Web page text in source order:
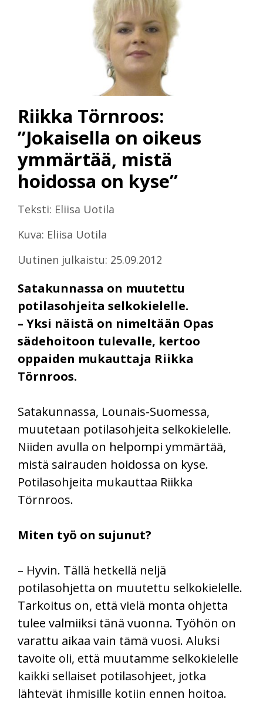
Riikka Törnroos:
”Jokaisella on oikeus
ymmärtää, mistä
hoidossa on kyse”
Teksti: Eliisa Uotila
Kuva: Eliisa Uotila
Uutinen julkaistu: 25.09.2012
Satakunnassa on muutettu
potilasohjeita selkokielelle.
– Yksi näistä on nimeltään Opas
sädehoitoon tulevalle, kertoo
oppaiden mukauttaja Riikka
Törnroos.
Satakunnassa, Lounais-Suomessa,
muutetaan potilasohjeita selkokielelle.
Niiden avulla on helpompi ymmärtää,
mistä sairauden hoidossa on kyse.
Potilasohjeita mukauttaa Riikka
Törnroos.
Miten työ on sujunut?
– Hyvin. Tällä hetkellä neljä
potilasohjetta on muutettu selkokielelle.
Tarkoitus on, että vielä monta ohjetta
tulee valmiiksi tänä vuonna. Työhön on
varattu aikaa vain tämä vuosi. Aluksi
tavoite oli, että muutamme selkokielelle
kaikki sellaiset potilasohjeet, jotka
lähtevät ihmisille kotiin ennen hoitoa.